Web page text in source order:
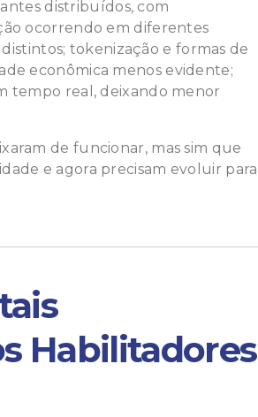
distribuídos, com
ocorrendo em diferentes
tokenização e formas de
econômica menos evidente;
tempo real, deixando menor
de funcionar, mas sim que
e agora precisam evoluir para
Habilitadores